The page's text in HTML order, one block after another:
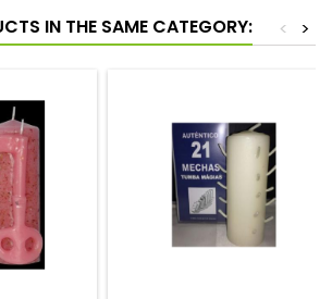
IN THE SAME CATEGORY: >
<